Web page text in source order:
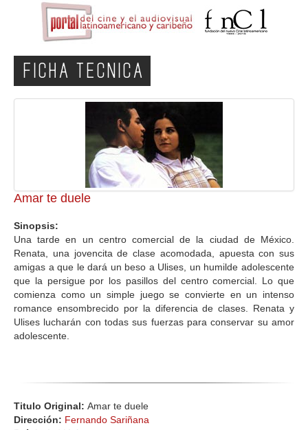
FICHA TECNICA
Amar te duele
Sinopsis:
Una tarde en un centro comercial de la ciudad de México.
Renata, una jovencita de clase acomodada, apuesta con sus
amigas a que le dará un beso a Ulises, un humilde adolescente
que la persigue por los pasillos del centro comercial. Lo que
comienza como un simple juego se convierte en un intenso
romance ensombrecido por la diferencia de clases. Renata y
Ulises lucharán con todas sus fuerzas para conservar su amor
adolescente.
Titulo Original: Amar te duele
Dirección: Fernando Sariñana